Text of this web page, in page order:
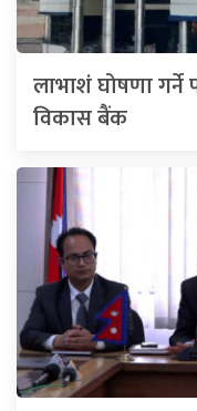
लाभाशं घोषणा
विकास बैंक